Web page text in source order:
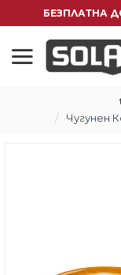
БЕЗПЛАТНА
Чугунен